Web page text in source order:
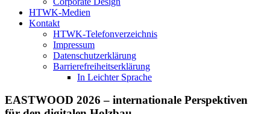
HTWK-Medien
Kontakt
HTWK-Telefonverzeichnis
Impressum
Datenschutzerklärung
Barrierefreiheitserklärung
In Leichter Sprache
EASTWOOD 2026 – internationale Perspektiven